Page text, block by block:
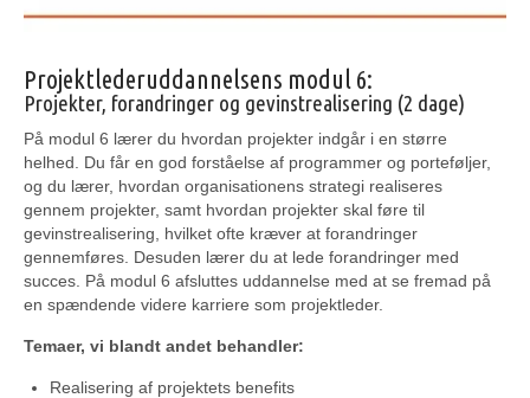
Projektlederuddannelsens modul 6:
Projekter, forandringer og gevinstrealisering (2 dage)
På modul 6 lærer du hvordan projekter indgår i en større
helhed. Du får en god forståelse af programmer og porteføljer,
og du lærer, hvordan organisationens strategi realiseres
gennem projekter, samt hvordan projekter skal føre til
gevinstrealisering, hvilket ofte kræver at forandringer
gennemføres. Desuden lærer du at lede forandringer med
succes. På modul 6 afsluttes uddannelse med at se fremad på
en spændende videre karriere som projektleder.
Temaer, vi blandt andet behandler:
Realisering af projektets benefits